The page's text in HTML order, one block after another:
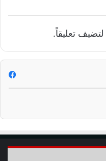
لتضيف تعليقاً.